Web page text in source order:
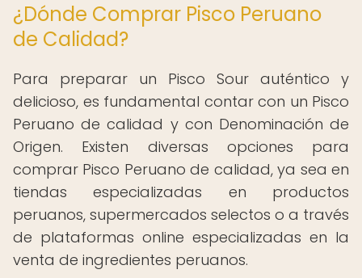
¿Dónde Comprar Pisco Peruano
de Calidad?
Para preparar un Pisco Sour auténtico y
delicioso, es fundamental contar con un Pisco
Peruano de calidad y con Denominación de
Origen. Existen diversas opciones para
comprar Pisco Peruano de calidad, ya sea en
tiendas especializadas en productos
peruanos, supermercados selectos o a través
de plataformas online especializadas en la
venta de ingredientes peruanos.